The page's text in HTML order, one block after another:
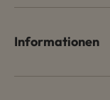
Informationen